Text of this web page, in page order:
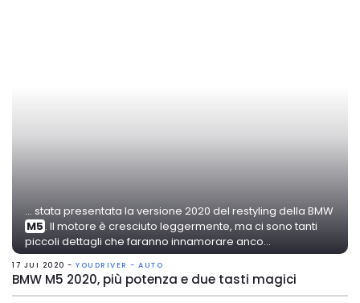
... stata presentata la versione 2020 del restyling della BMW
M5 . Il motore è cresciuto leggermente, ma ci sono tanti
piccoli dettagli che faranno innamorare anco...
17 JUI 2020 - YOUDRIVER - AUTO
BMW M5 2020, più potenza e due tasti magici